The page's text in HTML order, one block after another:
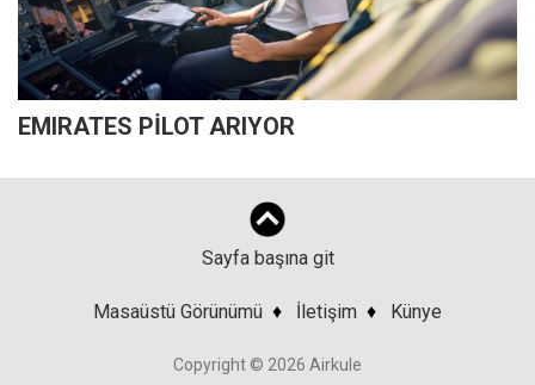
EMIRATES PİLOT ARIYOR
Sayfa başına git
Masaüstü Görünümü ♦ İletişim ♦ Künye
Copyright © 2026 Airkule